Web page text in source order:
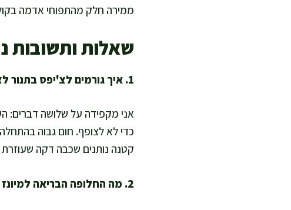
ממירה חלק מהתפוחי אדמה
שאלות ותשובות
1. איך גורמים לצ'יפס בתנור לצאת פריך בלי טיגון?
אני מקפידה על שלושה דברים:
כדי לא לצופף. חום גבוה
קטנה נותנים שכבה דקה
2. מה החלופה הבריאה למיונז או קטשופ קנוי?